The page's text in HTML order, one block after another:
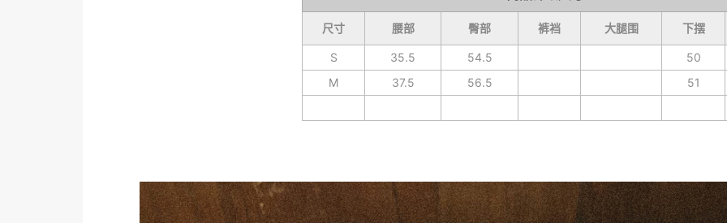
尺寸 腰部 臀部 裤裆 大腿围 下摆
S 35.5 54.5
50
M
37.5 56.5 51